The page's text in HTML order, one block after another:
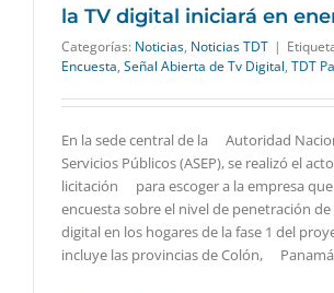
la TV digital iniciará en
Categorías: Noticias, Noticias TDT |
Encuesta, Señal Abierta de Tv Digital, TDT
En la sede central de la Autoridad
Servicios Públicos (ASEP), se realizó el
licitación para escoger a la empresa que
encuesta sobre el nivel de penetración
digital en los hogares de la fase 1 del
incluye las provincias de Colón,